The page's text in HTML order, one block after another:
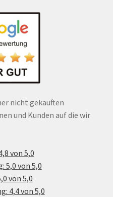
nicht gekauften
und Kunden auf die wir
von 5,0
5,0 von 5,0
von 5,0
4,4 von 5,0